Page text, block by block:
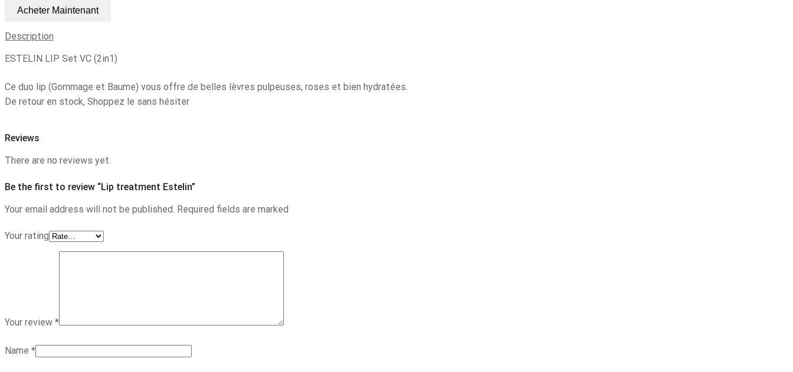
Acheter Maintenant
Description
ESTELIN LIP Set VC (2in1)
Ce duo lip (Gommage et Baume) vous offre de belles lèvres pulpeuses, roses et bien hydratées.
De retour en stock, Shoppez le sans hésiter
Reviews
There are no reviews yet.
Be the first to review “Lip treatment Estelin”
Your email address will not be published. Required fields are marked
Your rating
Your review *
Name *